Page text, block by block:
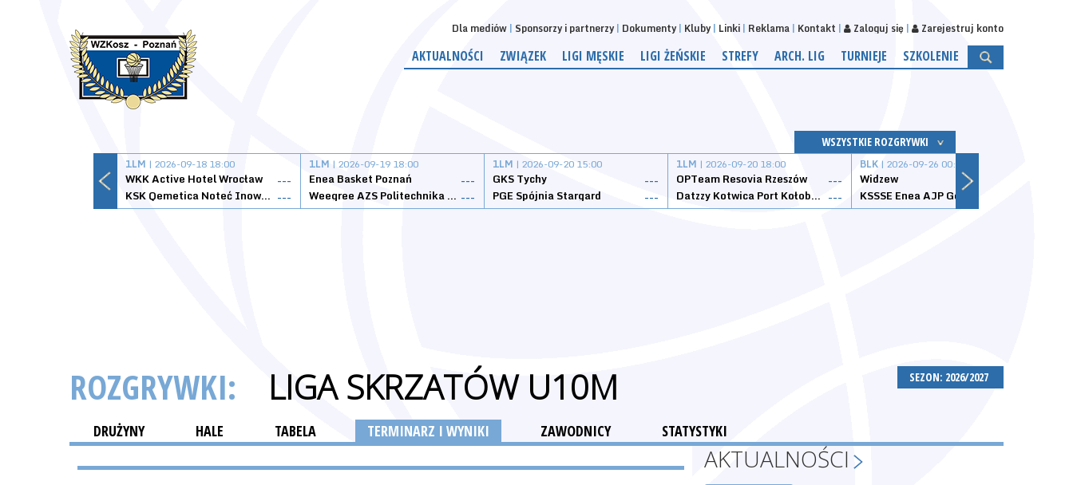
Dla mediów Sponsorzy i partnerzy Dokumenty Kluby Linki Reklama Kontakt Zaloguj się Zarejestruj konto
AKTUALNOŚCI ZWIĄZEK LIGI MĘSKIE LIGI ŻEŃSKIE STREFY ARCH. LIG TURNIEJE SZKOLENIE
WSZYSTKIE ROZGRYWKI
1LM | 2026-09-18 18:00
WKK Active Hotel Wrocław
---
KSK Qemetica Noteć Inowrocław ---
1LM | 2026-09-19 18:00
Enea Basket Poznań
---
Weegree AZS Politechnika Opolska ---
1LM | 2026-09-20 15:00
GKS Tychy
---
PGE Spójnia Stargard
---
1LM | 2026-09-20 18:00
OPTeam Resovia Rzeszów
---
Datzzy Kotwica Port Kołobrzeg ---
BLK | 2026-09-26 00:00
Widzew
SEZON: 2026/2027
ROZGRYWKI: LIGA SKRZATÓW U10M
DRUŻYNY HALE TABELA TERMINARZ I WYNIKI ZAWODNICY STATYSTYKI
AKTUALNOŚCI